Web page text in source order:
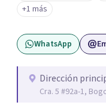
+1 más
WhatsApp
Dirección
Cra. 5 #92a-1,